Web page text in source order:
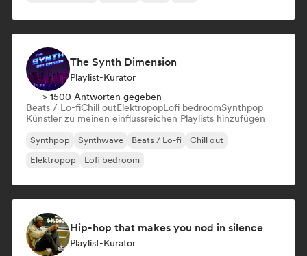
The Synth Dimension
Playlist-Kurator
> 1500 Antworten gegeben
Beats / Lo-fiChill outElektropopLofi bedroomSynthpop
Künstler zu meinen einflussreichen Playlists hinzufügen
Synthpop Synthwave Beats / Lo-fi
Chill out
Elektropop
Lofi bedroom
Hip-hop that makes you nod in silence
Playlist-Kurator